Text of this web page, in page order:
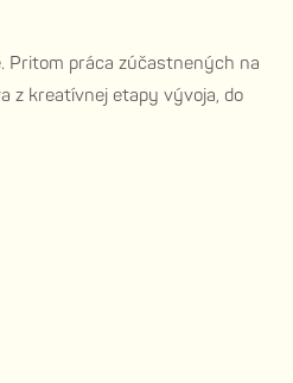
Pritom práca zúčastnených na
z kreatívnej etapy vývoja, do